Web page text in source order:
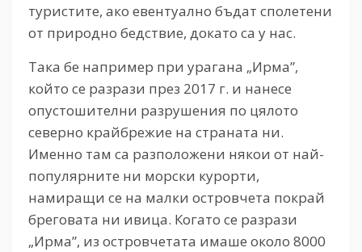
туристите, ако евентуално бъдат сполетени
от природно бедствие, докато са у нас.
Така бе например при урагана „Ирма”,
който се разрази през 2017 г. и нанесе
опустошителни разрушения по цялото
северно крайбрежие на страната ни.
Именно там са разположени някои от най-
популярните ни морски курорти,
намиращи се на малки островчета покрай
бреговата ни ивица. Когато се разрази
„Ирма”, из островчетата имаше около 8000